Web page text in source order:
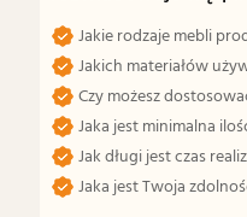
Jakie rodzaje mebli
Jakich materiałów
Czy możesz
Jaka jest minimalna
Jak długi jest czas
Jaka jest Twoja